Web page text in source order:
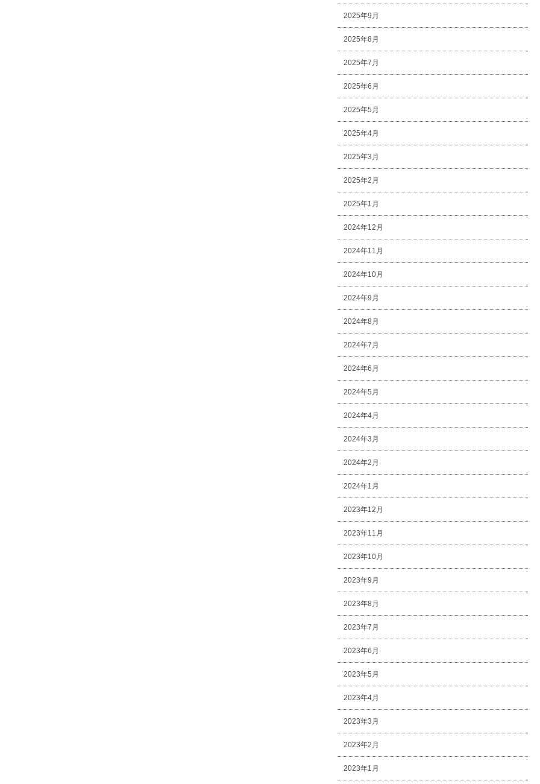
2025年9月
2025年8月
2025年7月
2025年6月
2025年5月
2025年4月
2025年3月
2025年2月
2025年1月
2024年12月
2024年11月
2024年10月
2024年9月
2024年8月
2024年7月
2024年6月
2024年5月
2024年4月
2024年3月
2024年2月
2024年1月
2023年12月
2023年11月
2023年10月
2023年9月
2023年8月
2023年7月
2023年6月
2023年5月
2023年4月
2023年3月
2023年2月
2023年1月